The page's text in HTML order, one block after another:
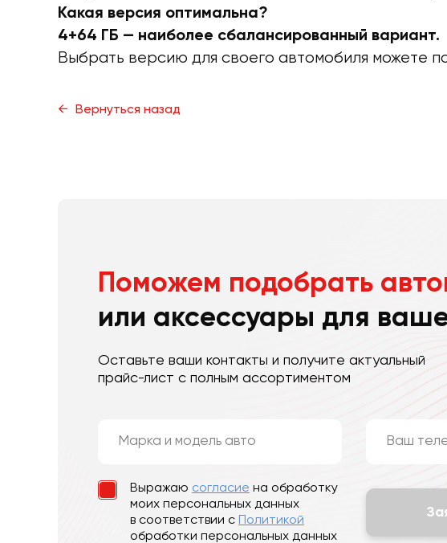
Какая версия оптимальна?
4+64 ГБ — наиболее сбалансированный вариант.
Выбрать версию для своего автомобиля можете
Вернуться назад
Поможем подобрать
или аксессуары для
Оставьте ваши контакты и получите актуальный
прайс-лист с полным ассортиментом
Выражаю согласие на обработку
моих персональных данных
в соответствии с Политикой
обработки персональных данных